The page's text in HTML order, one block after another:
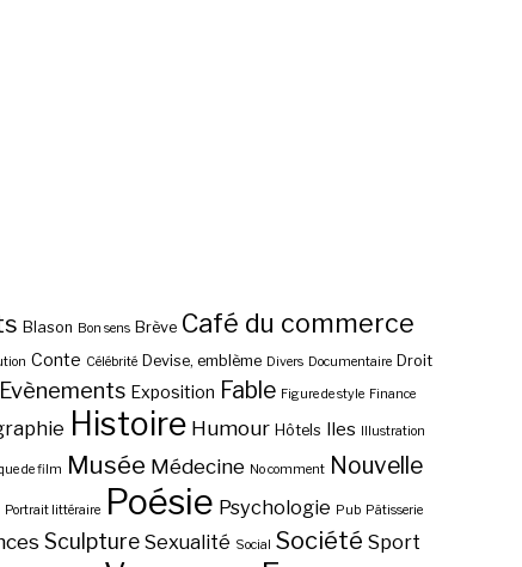
Blason Bon sens Brève Café du commerce
Conte Célébrité Devise, emblème Divers Documentaire Droit
Evènements Exposition Fable Figure de style Finance
Histoire Humour Hôtels Iles Illustration
de film Musée Médecine No comment Nouvelle
Portrait littéraire Poésie Psychologie Pub Pâtisserie
Sculpture Sexualité Social Société Sport